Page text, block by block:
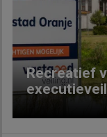
Recreatief